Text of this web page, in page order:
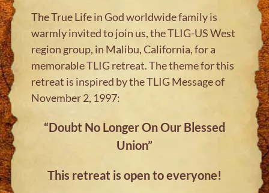
The True Life in God worldwide family is
warmly invited to join us, the TLIG-US West
region group, in Malibu, California, for a
memorable TLIG retreat. The theme for this
retreat is inspired by the TLIG Message of
November 2, 1997:
“Doubt No Longer On Our Blessed
Union”
This retreat is open to everyone!